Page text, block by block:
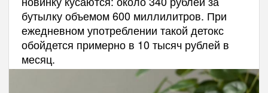
бутылку объемом 600 миллилитров. При
ежедневном употреблении такой детокс
обойдется примерно в 10 тысяч рублей в
месяц.